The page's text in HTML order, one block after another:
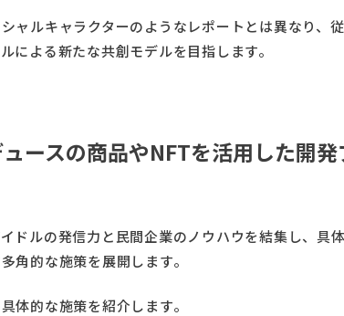
ャルキャラクターのようなレポートとは異なり、
による新たな共創モデルを目指します。
ースの商品やNFTを活用した開
ドルの発信力と民間企業のノウハウを結集し、具
角的な施策を展開します。
体的な施策を紹介します。